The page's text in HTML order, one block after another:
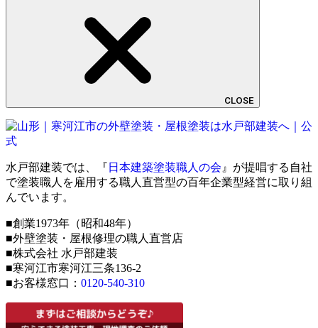
CLOSE
水戸部建装では、『 日本建築塗装職人の会 』が提唱する自社
で塗装職人を雇用する職人直営型の百年企業型経営に取り組
んでいます。
■創業1973年（昭和48年）
■外壁塗装・屋根修理の職人直営店
■株式会社 水戸部建装
■寒河江市寒河江三条136-2
■お客様窓口： 0120-540-310